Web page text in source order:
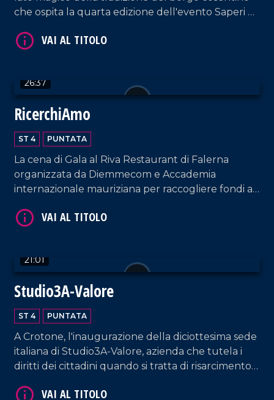
che ospita la quarta edizione dell'evento Saperi e
26:37
RicerchiAmo
ST 4 PUNTATA
La cena di Gala al Riva Restaurant di Falerna
organizzata da Diemmecom e Accademia
internazionale mauriziana per raccogliere fondi a
dell'UMG.
21:01
Studio3A-Valore
ST 4 PUNTATA
A Crotone, l'inaugurazione della diciottesima sede
italiana di Studio3A-Valore, azienda che tutela i
diritti dei cittadini quando si tratta di risarcimento
VAI AL TITOLO